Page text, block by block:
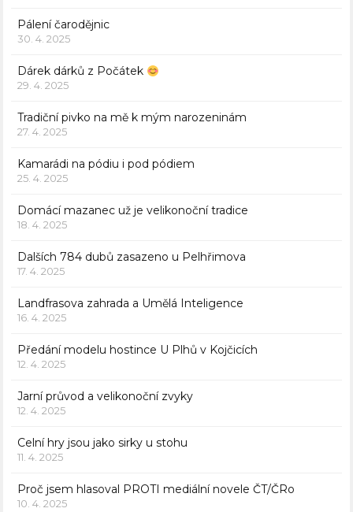
Pálení čarodějnic
30. 4. 2025
Dárek dárků z Počátek
29. 4. 2025
Tradiční pivko na mě k mým narozeninám
27. 4. 2025
Kamarádi na pódiu i pod pódiem
25. 4. 2025
Domácí mazanec už je velikonoční tradice
18. 4. 2025
Dalších 784 dubů zasazeno u Pelhřimova
17. 4. 2025
Landfrasova zahrada a Umělá Inteligence
16. 4. 2025
Předání modelu hostince U Plhů v Kojčicích
12. 4. 2025
Jarní průvod a velikonoční zvyky
12. 4. 2025
Celní hry jsou jako sirky u stohu
11. 4. 2025
Proč jsem hlasoval PROTI mediální novele ČT/ČRo
10. 4. 2025